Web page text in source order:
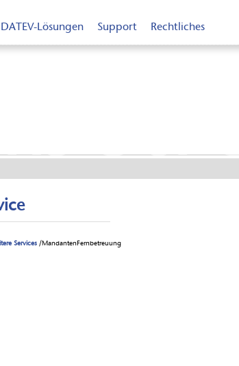
DATEV-Lösungen Support Rechtliches
Services /MandantenFernbetreuung